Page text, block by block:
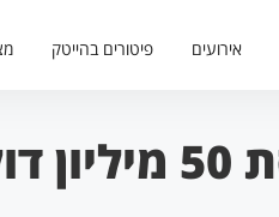
אירועים פיטורים בהייטק